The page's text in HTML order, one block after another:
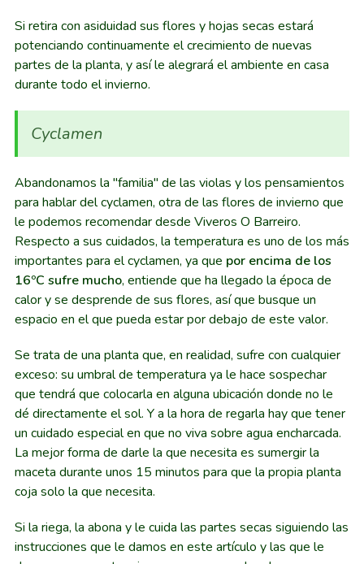
Si retira con asiduidad sus flores y hojas secas estará
potenciando continuamente el crecimiento de nuevas
partes de la planta, y así le alegrará el ambiente en casa
durante todo el invierno.
Cyclamen
Abandonamos la "familia" de las violas y los pensamientos
para hablar del cyclamen, otra de las flores de invierno que
le podemos recomendar desde Viveros O Barreiro.
Respecto a sus cuidados, la temperatura es uno de los más
importantes para el cyclamen, ya que por encima de los
16ºC sufre mucho, entiende que ha llegado la época de
calor y se desprende de sus flores, así que busque un
espacio en el que pueda estar por debajo de este valor.
Se trata de una planta que, en realidad, sufre con cualquier
exceso: su umbral de temperatura ya le hace sospechar
que tendrá que colocarla en alguna ubicación donde no le
dé directamente el sol. Y a la hora de regarla hay que tener
un cuidado especial en que no viva sobre agua encharcada.
La mejor forma de darle la que necesita es sumergir la
maceta durante unos 15 minutos para que la propia planta
coja solo la que necesita.
Si la riega, la abona y le cuida las partes secas siguiendo las
instrucciones que le damos en este artículo y las que le